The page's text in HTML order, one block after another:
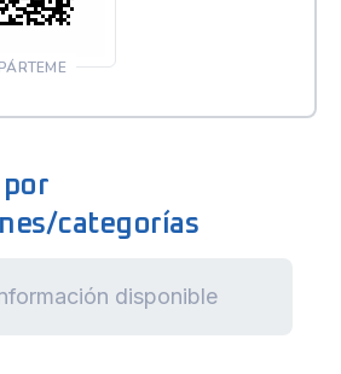
por
categorías
disponible